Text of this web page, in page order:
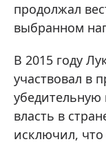
продолжал
выбранном
В 2015 году
участвовал в
убедительную
власть в
исключил,